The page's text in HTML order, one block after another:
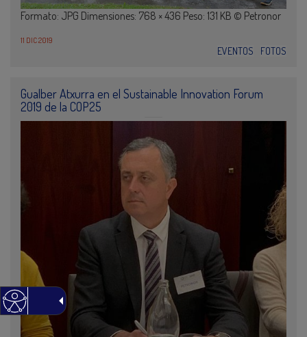
Formato: JPG Dimensiones: 768 × 436 Peso: 131 KB © Petronor
11 DIC 2019
EVENTOS FOTOS
Gualber Atxurra en el Sustainable Innovation Forum
2019 de la COP25